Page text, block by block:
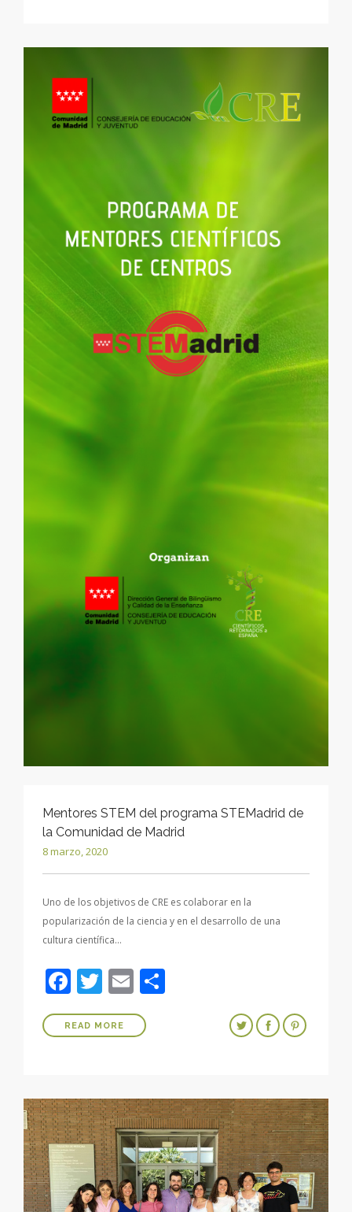
Mentores STEM del programa STEMadrid de
la Comunidad de Madrid
8 marzo, 2020
Uno de los objetivos de CRE es colaborar en la
popularización de la ciencia y en el desarrollo de una
cultura científica…
Facebook
Twitter
Email
READ MORE